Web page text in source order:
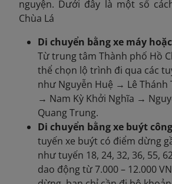
nguyện. Dưới đây là một số
Chùa Lá
Di chuyển bằng xe máy
Từ trung tâm Thành phố Hồ
thể chọn lộ trình đi qua các
như Nguyễn Huệ → Lê
→ Nam Kỳ Khởi Nghĩa →
Quang Trung.
Di chuyển bằng xe buýt
tuyến xe buýt có điểm dừng
như tuyến 18, 24, 32, 36, 55,
dao động từ 7.000 – 12.000